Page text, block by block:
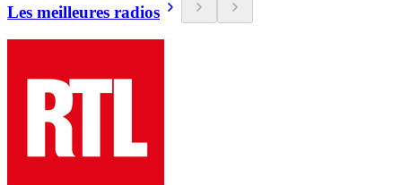
Les meilleures radios